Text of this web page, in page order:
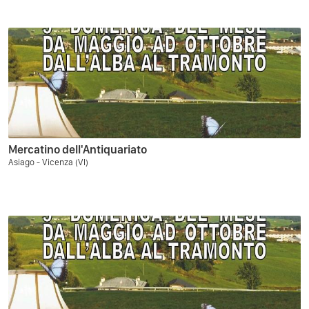
Mercatino dell'Antiquariato
Asiago - Vicenza (VI)